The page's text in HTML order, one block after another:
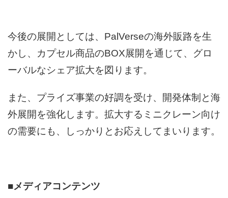
今後の展開としては、PalVerseの海外販路を生
かし、カプセル商品のBOX展開を通じて、グロ
ーバルなシェア拡大を図ります。
また、プライズ事業の好調を受け、開発体制と海
外展開を強化します。拡大するミニクレーン向け
の需要にも、しっかりとお応えしてまいります。
■メディアコンテンツ